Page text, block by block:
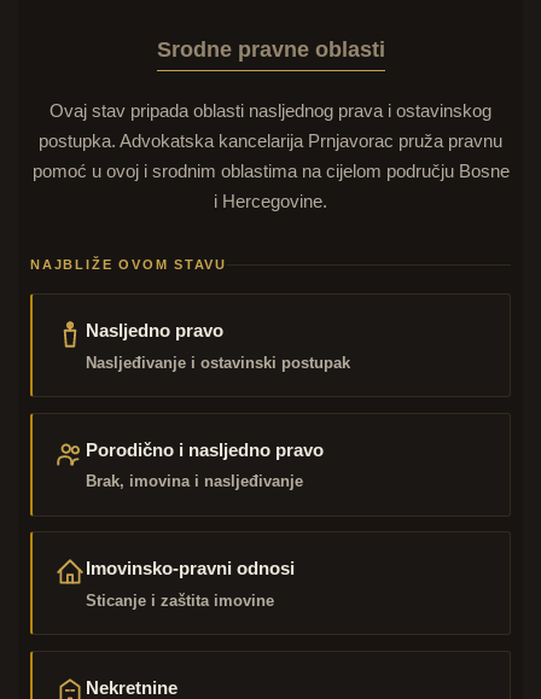
Srodne pravne oblasti
Ovaj stav pripada oblasti nasljednog prava i ostavinskog
postupka. Advokatska kancelarija Prnjavorac pruža pravnu
pomoć u ovoj i srodnim oblastima na cijelom području Bosne
i Hercegovine.
NAJBLIŽE OVOM STAVU
Nasljedno pravo
Nasljeđivanje i ostavinski postupak
Porodično i nasljedno pravo
Brak, imovina i nasljeđivanje
Imovinsko-pravni odnosi
Sticanje i zaštita imovine
Nekretnine